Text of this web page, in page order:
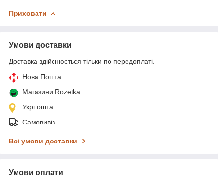
Приховати
Умови доставки
Доставка здійснюється тільки по передоплаті.
Нова Пошта
Магазини Rozetka
Укрпошта
Самовивіз
Всі умови доставки
Умови оплати